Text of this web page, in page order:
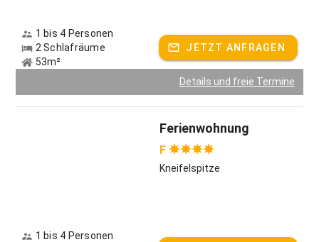
1 bis 4 Personen
2 Schlafräume
53m²
JETZT ANFRAGEN
Details und freie Termine
Ferienwohnung
F
Kneifelspitze
1 bis 4 Personen